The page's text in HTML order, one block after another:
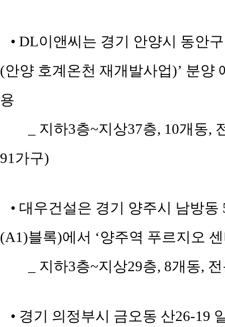
• DL이앤씨는 경기 안양시 동안
(안양 호계온천 재개발사업)’ 분양
용
_ 지하3층~지상37층, 10개동,
91가구)
• 대우건설은 경기 양주시 남방
(A1)블록)에서 ‘양주역 푸르지오
_ 지하3층~지상29층, 8개동,
• 경기 의정부시 금오동 산26-19